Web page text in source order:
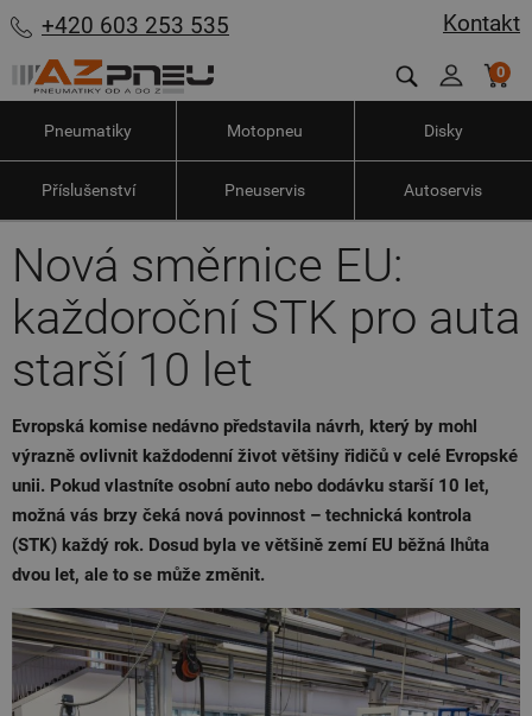
Kontakt
+420 603 253 535
0
Pneumatiky Motopneu Disky
Příslušenství Pneuservis Autoservis
Nová směrnice EU:
každoroční STK pro auta
starší 10 let
Evropská komise nedávno představila návrh, který by mohl
výrazně ovlivnit každodenní život většiny řidičů v celé Evropské
unii. Pokud vlastníte osobní auto nebo dodávku starší 10 let,
možná vás brzy čeká nová povinnost – technická kontrola
(STK) každý rok. Dosud byla ve většině zemí EU běžná lhůta
dvou let, ale to se může změnit.